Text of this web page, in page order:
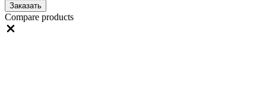
Заказать
Compare products